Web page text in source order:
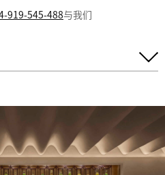
919-545-488与我们